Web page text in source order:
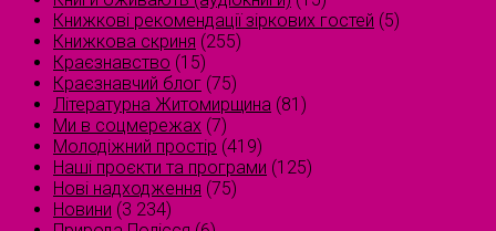
Книжкові рекомендації зіркових гостей (5)
Книжкова скриня (255)
Краєзнавство (15)
Краєзнавчий блог (75)
Літературна Житомирщина (81)
Ми в соцмережах (7)
Молодіжний простір (419)
Наші проєкти та програми (125)
Нові надходження (75)
Новини (3 234)